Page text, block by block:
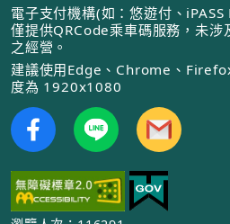
電子支付機構(如：悠遊付、
僅提供QRCode乘車碼服務，未涉
之經營。
建議使用Edge、Chrome、
度為 1920x1080